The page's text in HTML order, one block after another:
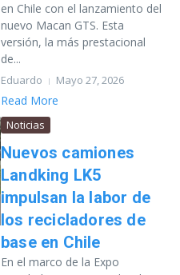
en Chile con el lanzamiento del
nuevo Macan GTS. Esta
versión, la más prestacional
de...
Eduardo Mayo 27, 2026
Read More
Noticias
Nuevos camiones
Landking LK5
impulsan la labor de
los recicladores de
base en Chile
En el marco de la Expo